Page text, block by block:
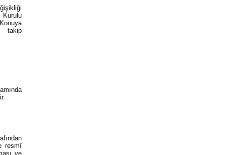
takip
resmî
ve